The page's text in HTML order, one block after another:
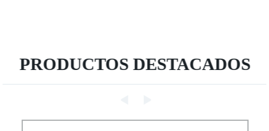
PRODUCTOS DESTACADOS